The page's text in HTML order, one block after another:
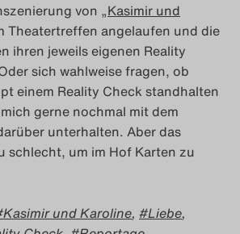
von „Kasimir und
Theatertreffen angelaufen und die
ihren jeweils eigenen Reality
sich wahlweise fragen, ob
einem Reality Check standhalten
gerne nochmal mit dem
unterhalten. Aber das
schlecht, um im Hof Karten zu
Kasimir und Karoline, Liebe,